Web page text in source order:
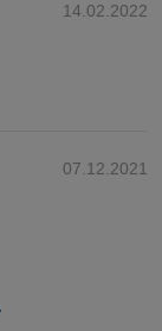
14.02.2022
07.12.2021